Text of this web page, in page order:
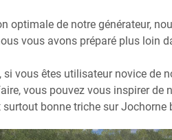
optimale de notre générateur,
vous avons préparé plus loin
vous êtes utilisateur novice de
vous pouvez vous inspirer de
bonne triche sur Jochorne